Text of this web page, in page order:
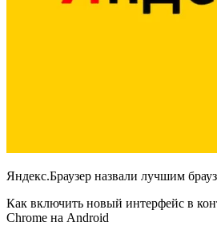
Яндекс.Браузер назвали лучшим
Как включить новый интерфейс в
Chrome на Android